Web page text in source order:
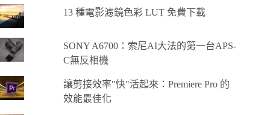
13 種電影濾鏡色彩 LUT 免費下載
SONY A6700：索尼AI大法的第一台APS-
C無反相機
讓剪接效率"快"活起來：Premiere Pro 的
效能最佳化